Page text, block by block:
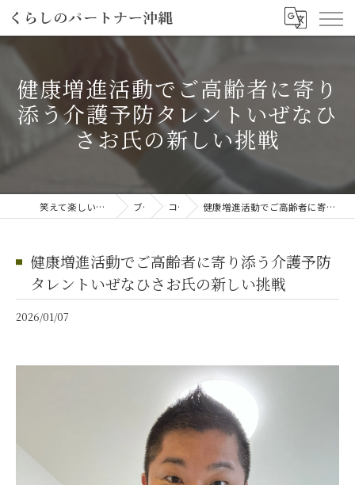
健康増進活動でご高齢者に寄り
添う介護予防タレントいぜなひ
さお氏の新しい挑戦
笑えて楽しい「笑える介護予防体操教室」 ブログ コラム 健康増進活動でご高齢者に寄り添う介護予防タレントいぜなひさお氏の新しい挑戦
健康増進活動でご高齢者に寄り添う介護予防
タレントいぜなひさお氏の新しい挑戦
2026/01/07